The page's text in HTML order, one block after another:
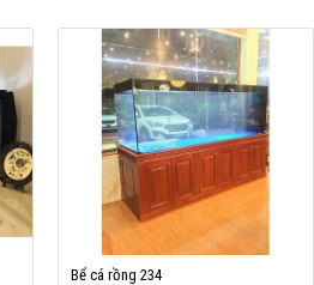
Bể cá rồng 234
Hỗ trợ
Liên hệ